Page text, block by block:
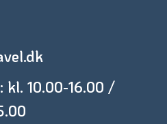
kl. 10.00-16.00 /